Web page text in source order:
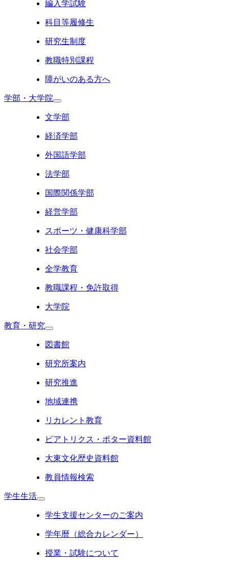
編入学試験
科目等履修生
研究生制度
教職特別課程
障がいのある方へ
学部・大学院
文学部
経済学部
外国語学部
法学部
国際関係学部
経営学部
スポーツ・健康科学部
社会学部
全学教育
教職課程・免許取得
大学院
教育・研究
図書館
研究所案内
研究推進
地域連携
リカレント教育
ビアトリクス・ポター資料館
大東文化歴史資料館
教員情報検索
学生生活
学生支援センターのご案内
学年暦（総合カレンダー）
授業・試験について